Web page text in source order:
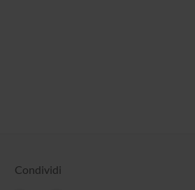
Condividi